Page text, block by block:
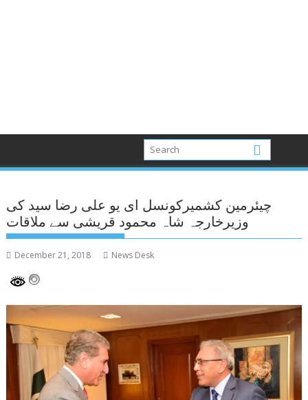
چیئرمین کشمیرکونسل ای یو علی رضا سید کی
وزیرخارجہ شاہ محمود قریشی سے ملاقات
December 21, 2018 News Desk